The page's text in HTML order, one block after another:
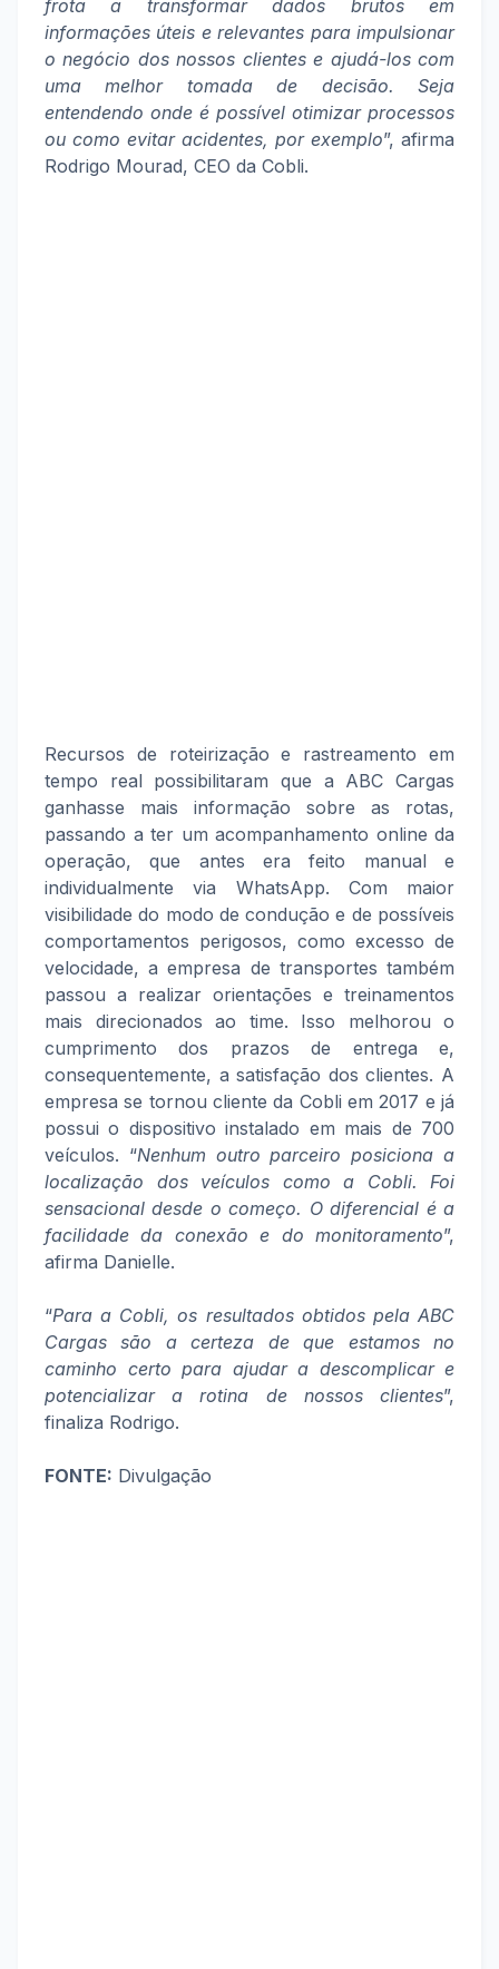
frota a transformar dados brutos em
informações úteis e relevantes para impulsionar
o negócio dos nossos clientes e ajudá-los com
uma melhor tomada de decisão. Seja
entendendo onde é possível otimizar processos
ou como evitar acidentes, por exemplo”, afirma
Rodrigo Mourad, CEO da Cobli.
Recursos de roteirização e rastreamento em
tempo real possibilitaram que a ABC Cargas
ganhasse mais informação sobre as rotas,
passando a ter um acompanhamento online da
operação, que antes era feito manual e
individualmente via WhatsApp. Com maior
visibilidade do modo de condução e de possíveis
comportamentos perigosos, como excesso de
velocidade, a empresa de transportes também
passou a realizar orientações e treinamentos
mais direcionados ao time. Isso melhorou o
cumprimento dos prazos de entrega e,
consequentemente, a satisfação dos clientes. A
empresa se tornou cliente da Cobli em 2017 e já
possui o dispositivo instalado em mais de 700
veículos. “Nenhum outro parceiro posiciona a
localização dos veículos como a Cobli. Foi
sensacional desde o começo. O diferencial é a
facilidade da conexão e do monitoramento”,
afirma Danielle.
“Para a Cobli, os resultados obtidos pela ABC
Cargas são a certeza de que estamos no
caminho certo para ajudar a descomplicar e
potencializar a rotina de nossos clientes”,
finaliza Rodrigo.
FONTE: Divulgação